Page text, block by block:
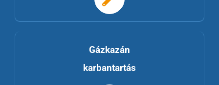
Gázkazán
karbantartás